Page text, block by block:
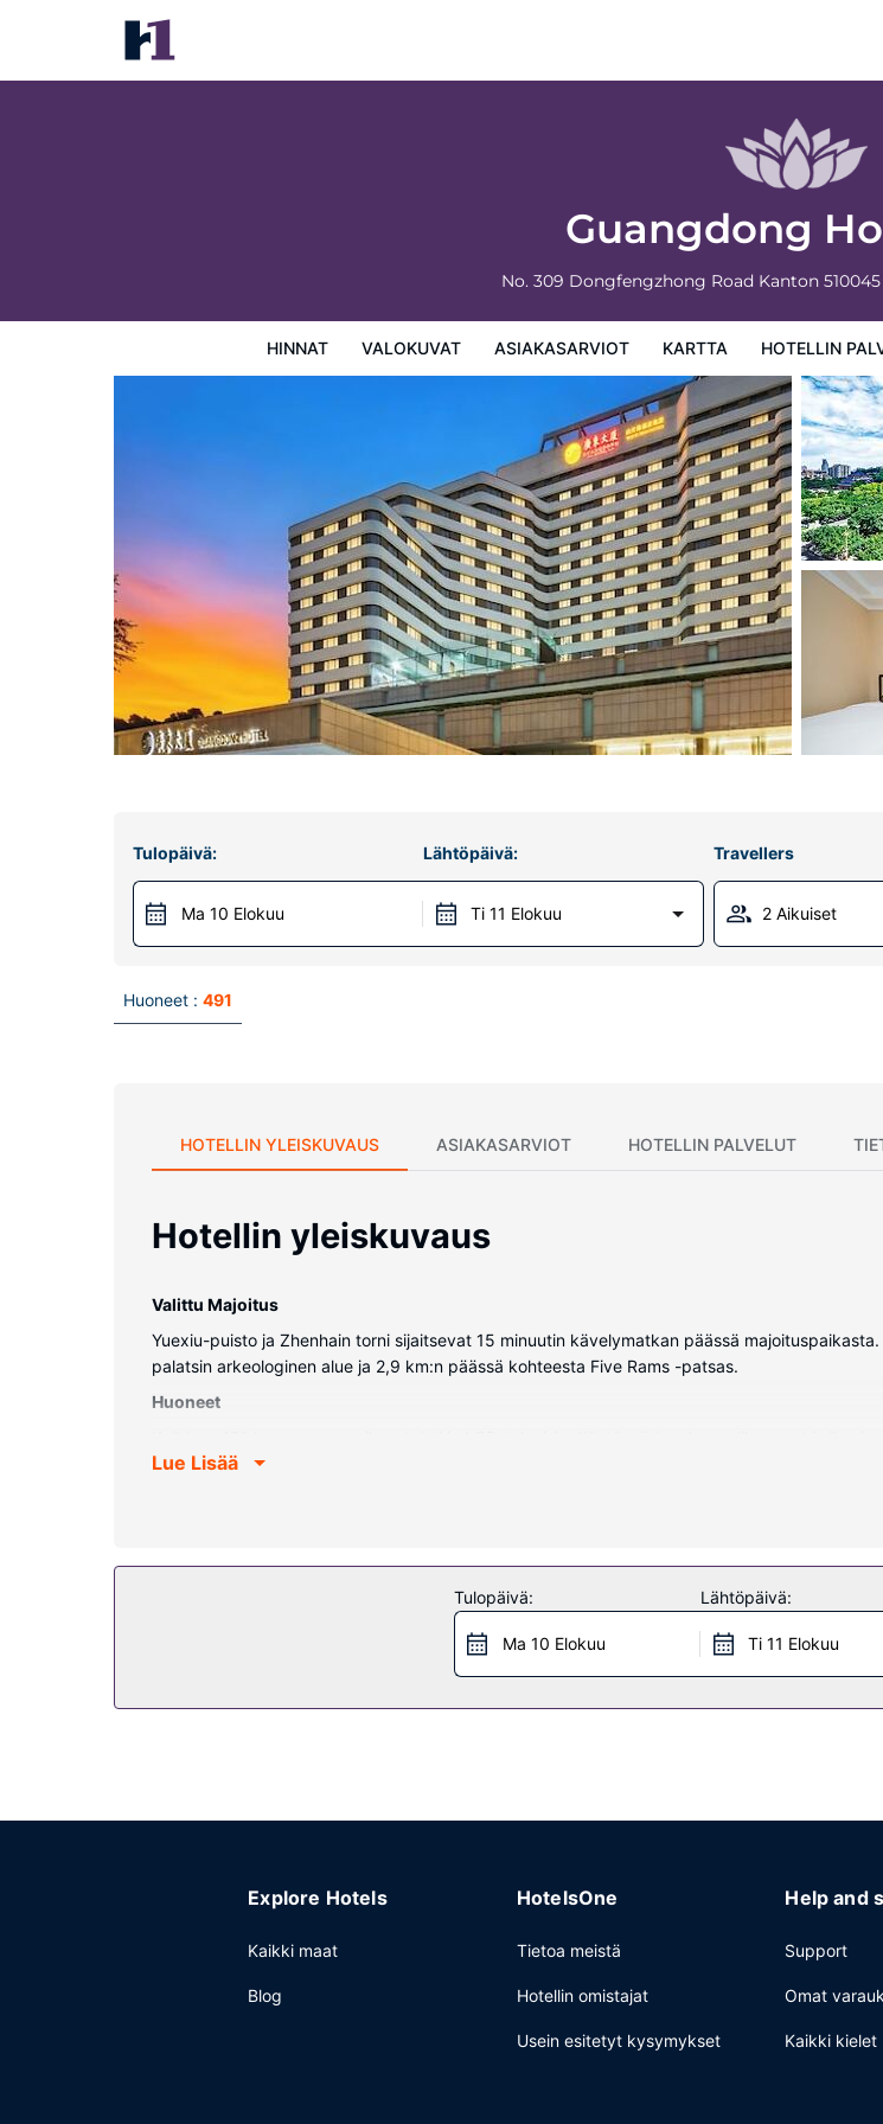
Guangdong
No. 309 Dongfengzhong Road Kanton 510045
HINNAT VALOKUVAT ASIAKASARVIOT KARTTA HOTELLIN
Guangdong Hotel
Hinnat
Tulopäivä:
Ma 10 Elokuu
Lähtöpäivä:
Ti 11 Elokuu
Travellers
2 Aikuiset
Huoneet : 491
HOTELLIN YLEISKUVAUS ASIAKASARVIOT HOTELLIN PALVELUT
Hotellin yleiskuvaus
Valittu Majoitus
Yuexiu-puisto ja Zhenhain torni sijaitsevat 15 minuutin kävelymatkan päässä
palatsin arkeologinen alue ja 2,9 km:n päässä kohteesta Five Rams -patsas.
Huoneet
suihkun ja kylpyammeen yhdistelmä, syvä kylpyamme ja sadesuihkupää. Huone siivotaan
Ravintola
Nauti ruoista hotellin ravintolassa nimeltä YI CUI LOUNG, joka on yksi majoituspaikan 3
kahvila. Baarissa voit nauttia raikasta juotavaa. Maksullinen buffetaamiainen tarjotaan
Lue Lisää
Tulopäivä:
Ma 10 Elokuu
Lähtöpäivä:
Ti 11 Elokuu
Explore Hotels
Kaikki maat
Blog
HotelsOne
Tietoa meistä
Hotellin omistajat
Usein esitetyt kysymykset
Help and
Support
Omat
Kaikki kielet